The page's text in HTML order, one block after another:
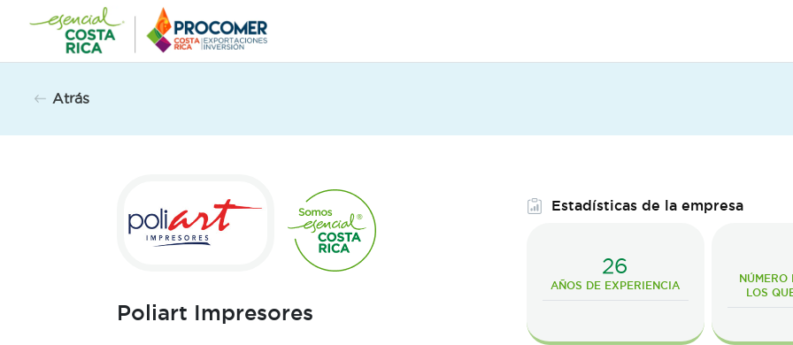
contenido
Atrás
Poliart Impresores
Estadísticas de la empresa
26
AÑOS DE EXPERIENCIA
NÚMERO
LOS